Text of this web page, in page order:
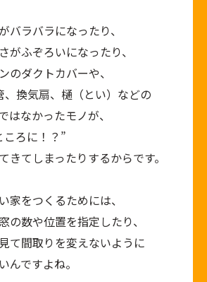
バラバラになったり、
がふぞろいになったり、
のダクトカバーや、
、換気扇、樋（とい）などの
はなかったモノが、
ろに！？”
きてしまったりするからです。
家をつくるためには、
の数や位置を指定したり、
て間取りを変えないように
んですよね。